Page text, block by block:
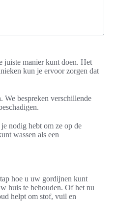
juiste manier kunt doen. Het
kun je ervoor zorgen dat
We bespreken verschillende
nodig hebt om ze op de
wassen als een
hoe u uw gordijnen kunt
huis te behouden. Of het nu
helpt om stof, vuil en